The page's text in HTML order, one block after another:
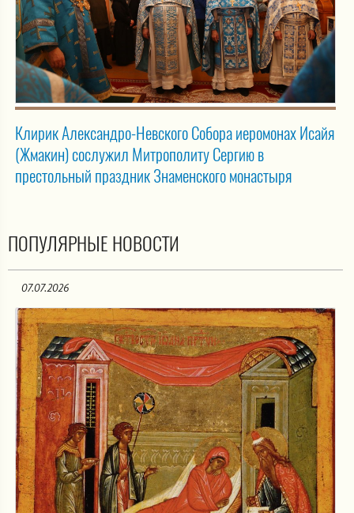
Клирик Александро-Невского Собора иеромонах Исайя
(Жмакин) сослужил Митрополиту Сергию в
престольный праздник Знаменского монастыря
ПОПУЛЯРНЫЕ НОВОСТИ
07.07.2026